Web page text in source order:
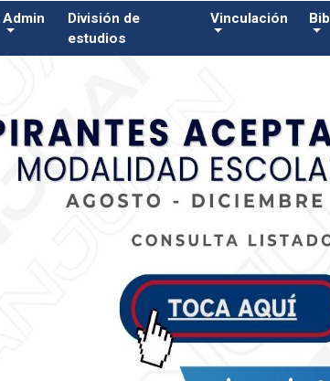
Admin
División de
estudios
Vinculación